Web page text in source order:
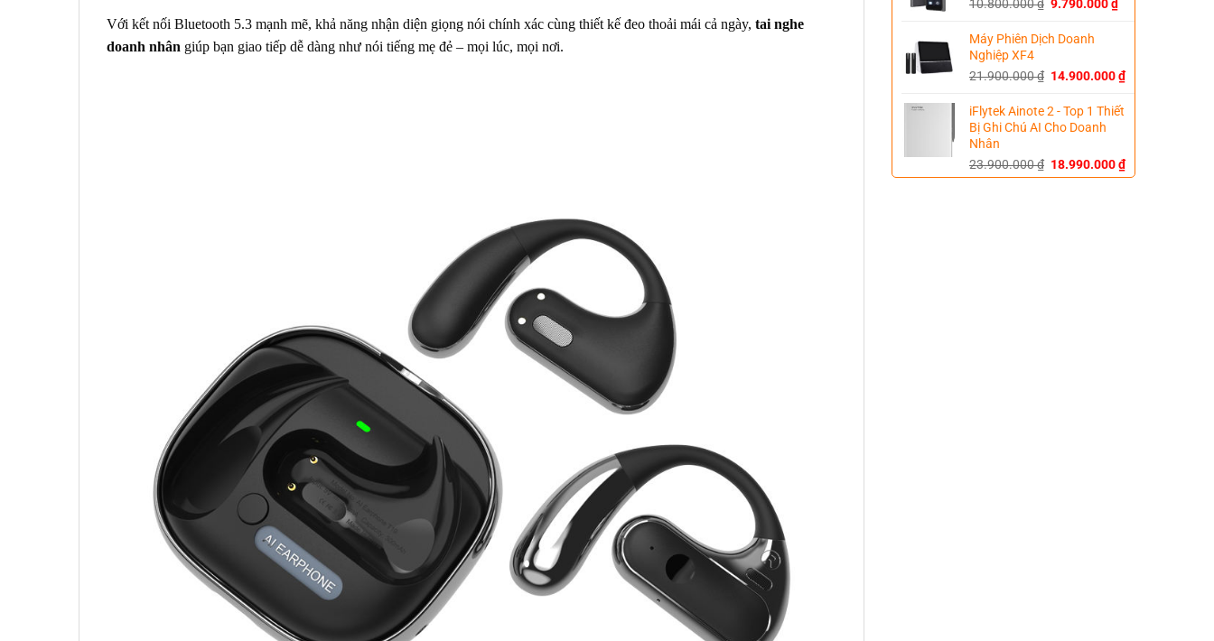
Với kết nối Bluetooth 5.3 mạnh mẽ, khả năng nhận diện giọng nói chính xác cùng thiết kế đeo thoải mái cả ngày, tai nghe
doanh nhân giúp bạn giao tiếp dễ dàng như nói tiếng mẹ đẻ – mọi lúc, mọi nơi.
10.800.000₫ Original
was:
9.790.000₫Current
Máy Phiên Dịch Doanh
Nghiệp XF4
21.900.000₫ Original
was:
21.900.000 ₫.
14.900.000₫Current
iFlytek Ainote 2 - Top 1 Thiết
Bị Ghi Chú AI Cho Doanh
Nhân
23.900.000₫ Original
price
18.990.000₫Current
price